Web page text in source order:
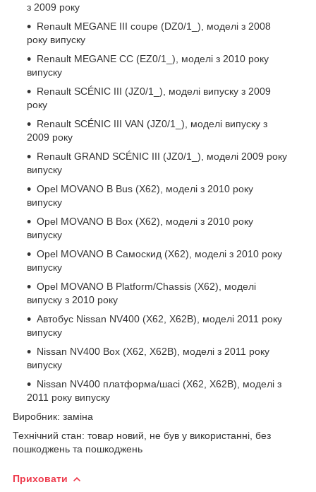
з 2009 року
Renault MEGANE III coupe (DZ0/1_), моделі з 2008
року випуску
Renault MEGANE CC (EZ0/1_), моделі з 2010 року
випуску
Renault SCÉNIC III (JZ0/1_), моделі випуску з 2009
року
Renault SCÉNIC III VAN (JZ0/1_), моделі випуску з
2009 року
Renault GRAND SCÉNIC III (JZ0/1_), моделі 2009 року
випуску
Opel MOVANO B Bus (X62), моделі з 2010 року
випуску
Opel MOVANO B Box (X62), моделі з 2010 року
випуску
Opel MOVANO B Самоскид (X62), моделі з 2010 року
випуску
Opel MOVANO B Platform/Chassis (X62), моделі
випуску з 2010 року
Автобус Nissan NV400 (X62, X62B), моделі 2011 року
випуску
Nissan NV400 Box (X62, X62B), моделі з 2011 року
випуску
Nissan NV400 платформа/шасі (X62, X62B), моделі з
2011 року випуску
Виробник: заміна
Технічний стан: товар новий, не був у використанні, без
пошкоджень та пошкоджень
Приховати